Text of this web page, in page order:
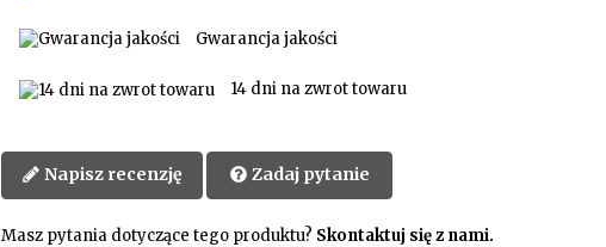
Gwarancja jakości
14 dni na zwrot towaru
Napisz recenzję Zadaj pytanie
Masz pytania dotyczące tego produktu? Skontaktuj się z nami.